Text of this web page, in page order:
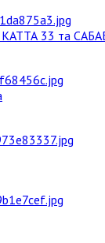
33 та